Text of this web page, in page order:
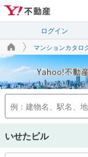
ログイン
マンションカタロ
いせたビル